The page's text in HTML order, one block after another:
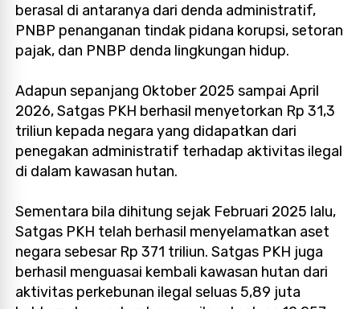
berasal di antaranya dari denda administratif,
PNBP penanganan tindak pidana korupsi, setoran
pajak, dan PNBP denda lingkungan hidup.
Adapun sepanjang Oktober 2025 sampai April
2026, Satgas PKH berhasil menyetorkan Rp 31,3
triliun kepada negara yang didapatkan dari
penegakan administratif terhadap aktivitas ilegal
di dalam kawasan hutan.
Sementara bila dihitung sejak Februari 2025 lalu,
Satgas PKH telah berhasil menyelamatkan aset
negara sebesar Rp 371 triliun. Satgas PKH juga
berhasil menguasai kembali kawasan hutan dari
aktivitas perkebunan ilegal seluas 5,89 juta